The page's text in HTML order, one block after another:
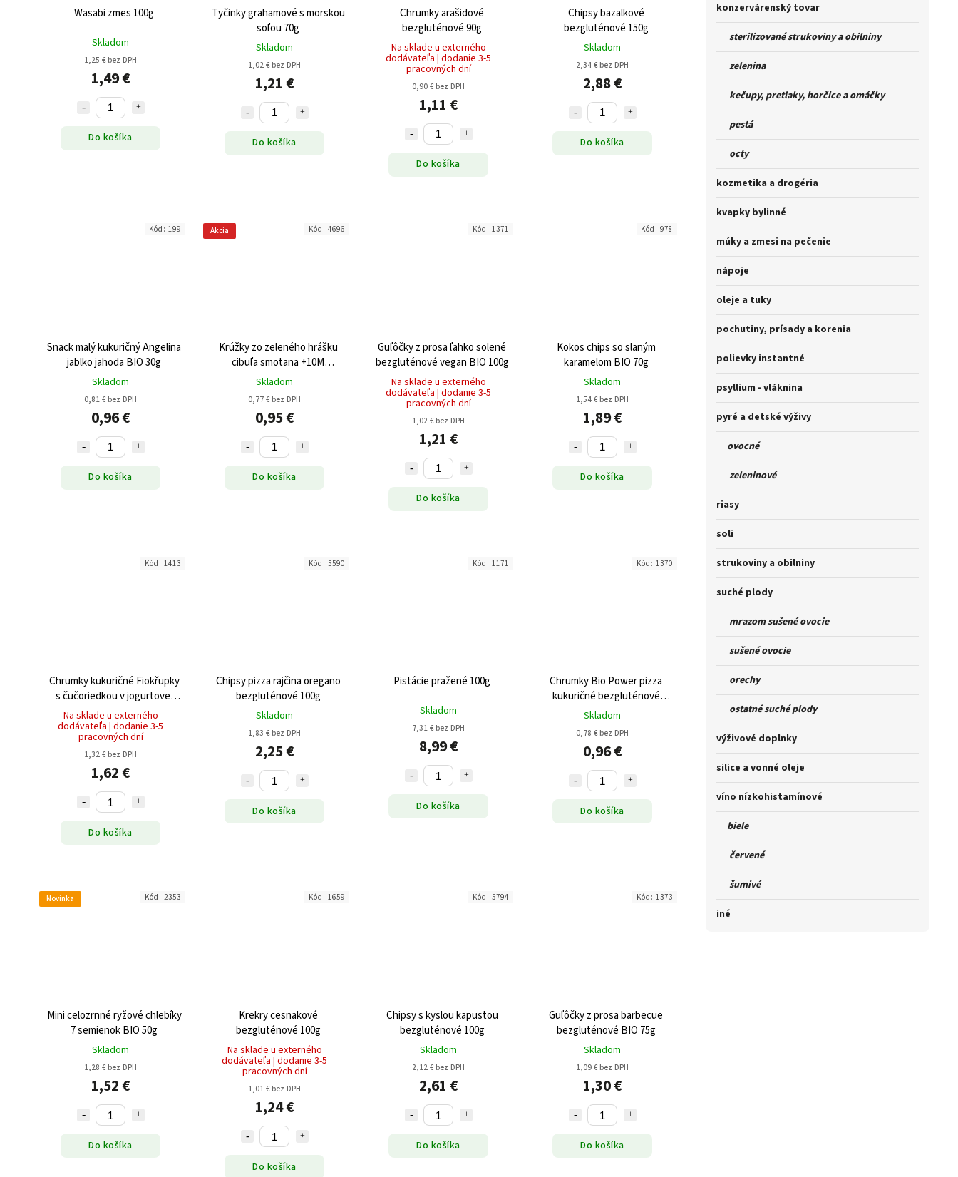
konzervárenský tovar
sterilizované strukoviny a obilniny
zelenina
kečupy, pretlaky, horčice a omáčky
pestá
octy
kozmetika a drogéria
kvapky bylinné
múky a zmesi na pečenie
nápoje
oleje a tuky
pochutiny, prísady a korenia
polievky instantné
psyllium - vláknina
pyré a detské výživy
ovocné
zeleninové
riasy
soli
strukoviny a obilniny
suché plody
mrazom sušené ovocie
sušené ovocie
orechy
ostatné suché plody
výživové doplnky
silice a vonné oleje
víno nízkohistamínové
biele
červené
šumivé
iné
Wasabi zmes 100g
Skladom
1,25 € bez DPH
1,49 €
Do košíka
Tyčinky grahamové s morskou
soľou 70g
Skladom
1,02 € bez DPH
1,21 €
Do košíka
Chrumky arašidové
bezgluténové 90g
Na sklade u externého
dodávateľa | dodanie 3-5
pracovných dní
0,90 € bez DPH
1,11 €
Do košíka
Chipsy bazalkové
bezgluténové 150g
Skladom
2,34 € bez DPH
2,88 €
Do košíka
Snack malý kukuričný Angelina
jablko jahoda BIO 30g
Skladom
0,81 € bez DPH
0,96 €
Do košíka
Kód: 199 Akcia
Krúžky zo zeleného hrášku
cibuľa smotana +10M
bezgluténové BIO 35g
Skladom
0,77 € bez DPH
0,95 €
Do košíka
Kód: 4696
Guľôčky z prosa ľahko solené
bezgluténové vegan BIO 100g
Na sklade u externého
dodávateľa | dodanie 3-5
pracovných dní
1,02 € bez DPH
1,21 €
Do košíka
Kód: 1371
Kokos chips so slaným
karamelom BIO 70g
Skladom
1,54 € bez DPH
1,89 €
Do košíka
Kód: 978
Chrumky kukuričné Fiokřupky
s čučoriedkou v jogurtovej
poleve bezgluténové 80g
Na sklade u externého
dodávateľa | dodanie 3-5
pracovných dní
1,32 € bez DPH
1,62 €
Do košíka
Kód: 1413
Chipsy pizza rajčina oregano
bezgluténové 100g
Skladom
1,83 € bez DPH
2,25 €
Do košíka
Kód: 5590
Pistácie pražené 100g
Skladom
7,31 € bez DPH
8,99 €
Do košíka
Kód: 1171
Chrumky Bio Power pizza
kukuričné bezgluténové
vegan BIO 55g
Skladom
0,78 € bez DPH
0,96 €
Do košíka
Kód: 1370
Novinka
Mini celozrnné ryžové chlebíky
7 semienok BIO 50g
Skladom
1,28 € bez DPH
1,52 €
Do košíka
Kód: 2353
Krekry cesnakové
bezgluténové 100g
Na sklade u externého
dodávateľa | dodanie 3-5
pracovných dní
1,01 € bez DPH
1,24 €
Do košíka
Kód: 1659
Chipsy s kyslou kapustou
bezgluténové 100g
Skladom
2,12 € bez DPH
2,61 €
Do košíka
Kód: 5794
Guľôčky z prosa barbecue
bezgluténové BIO 75g
Skladom
1,09 € bez DPH
1,30 €
Do košíka
Kód: 1373